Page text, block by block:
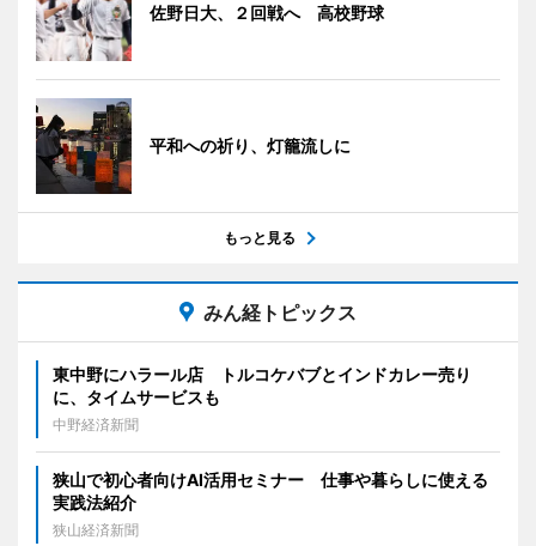
佐野日大、２回戦へ 高校野球
平和への祈り、灯籠流しに
もっと見る
みん経トピックス
東中野にハラール店 トルコケバブとインドカレー売り
に、タイムサービスも
中野経済新聞
狭山で初心者向けAI活用セミナー 仕事や暮らしに使える
実践法紹介
狭山経済新聞